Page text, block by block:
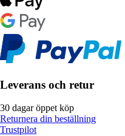
Leverans och retur
30 dagar öppet köp
Returnera din beställning
Trustpilot